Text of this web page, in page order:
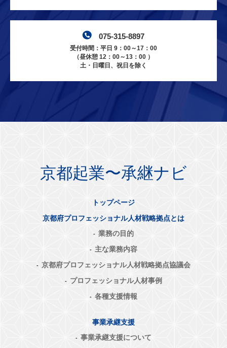
075-315-8897
受付時間：平日 9：00～17：00
（昼休憩 12：00～13：00 ）
土・日曜日、祝日を除く
京都起業〜承継ナビ
トップページ
京都府プロフェッショナル人材戦略拠点とは
業務の目的
主な業務内容
京都府プロフェッショナル人材戦略拠点協議会
プロフェッショナル人材事例
各種支援情報
事業承継支援
事業承継支援について